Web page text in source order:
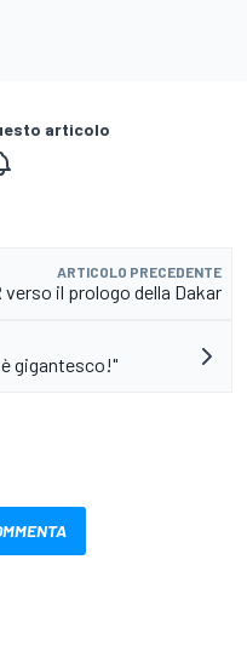
articolo
ARTICOLO PRECEDENTE
il prologo della Dakar
gigantesco!"